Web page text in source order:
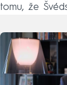
tomu, že